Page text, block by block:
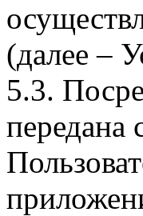
(далее –
5.3.
передана